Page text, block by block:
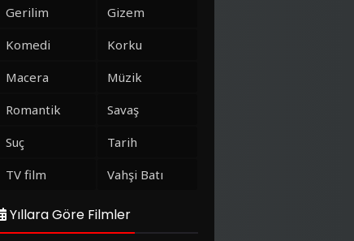
Gerilim
Gizem
Komedi
Korku
Macera
Müzik
Romantik
Savaş
Suç
Tarih
TV film
Vahşi Batı
Yıllara Göre Filmler